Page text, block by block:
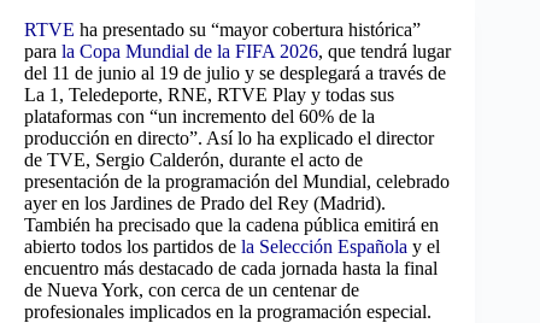
RTVE ha presentado su “mayor cobertura histórica”
para la Copa Mundial de la FIFA 2026, que tendrá lugar
del 11 de junio al 19 de julio y se desplegará a través de
La 1, Teledeporte, RNE, RTVE Play y todas sus
plataformas con “un incremento del 60% de la
producción en directo”. Así lo ha explicado el director
de TVE, Sergio Calderón, durante el acto de
presentación de la programación del Mundial, celebrado
ayer en los Jardines de Prado del Rey (Madrid).
También ha precisado que la cadena pública emitirá en
abierto todos los partidos de la Selección Española y el
encuentro más destacado de cada jornada hasta la final
de Nueva York, con cerca de un centenar de
profesionales implicados en la programación especial.